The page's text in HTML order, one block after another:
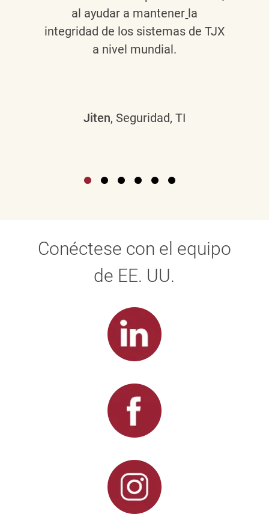
al ayudar a mantener la
integridad de los sistemas de TJX
a nivel mundial.
Jiten, Seguridad, TI
Conéctese con el equipo
de EE. UU.